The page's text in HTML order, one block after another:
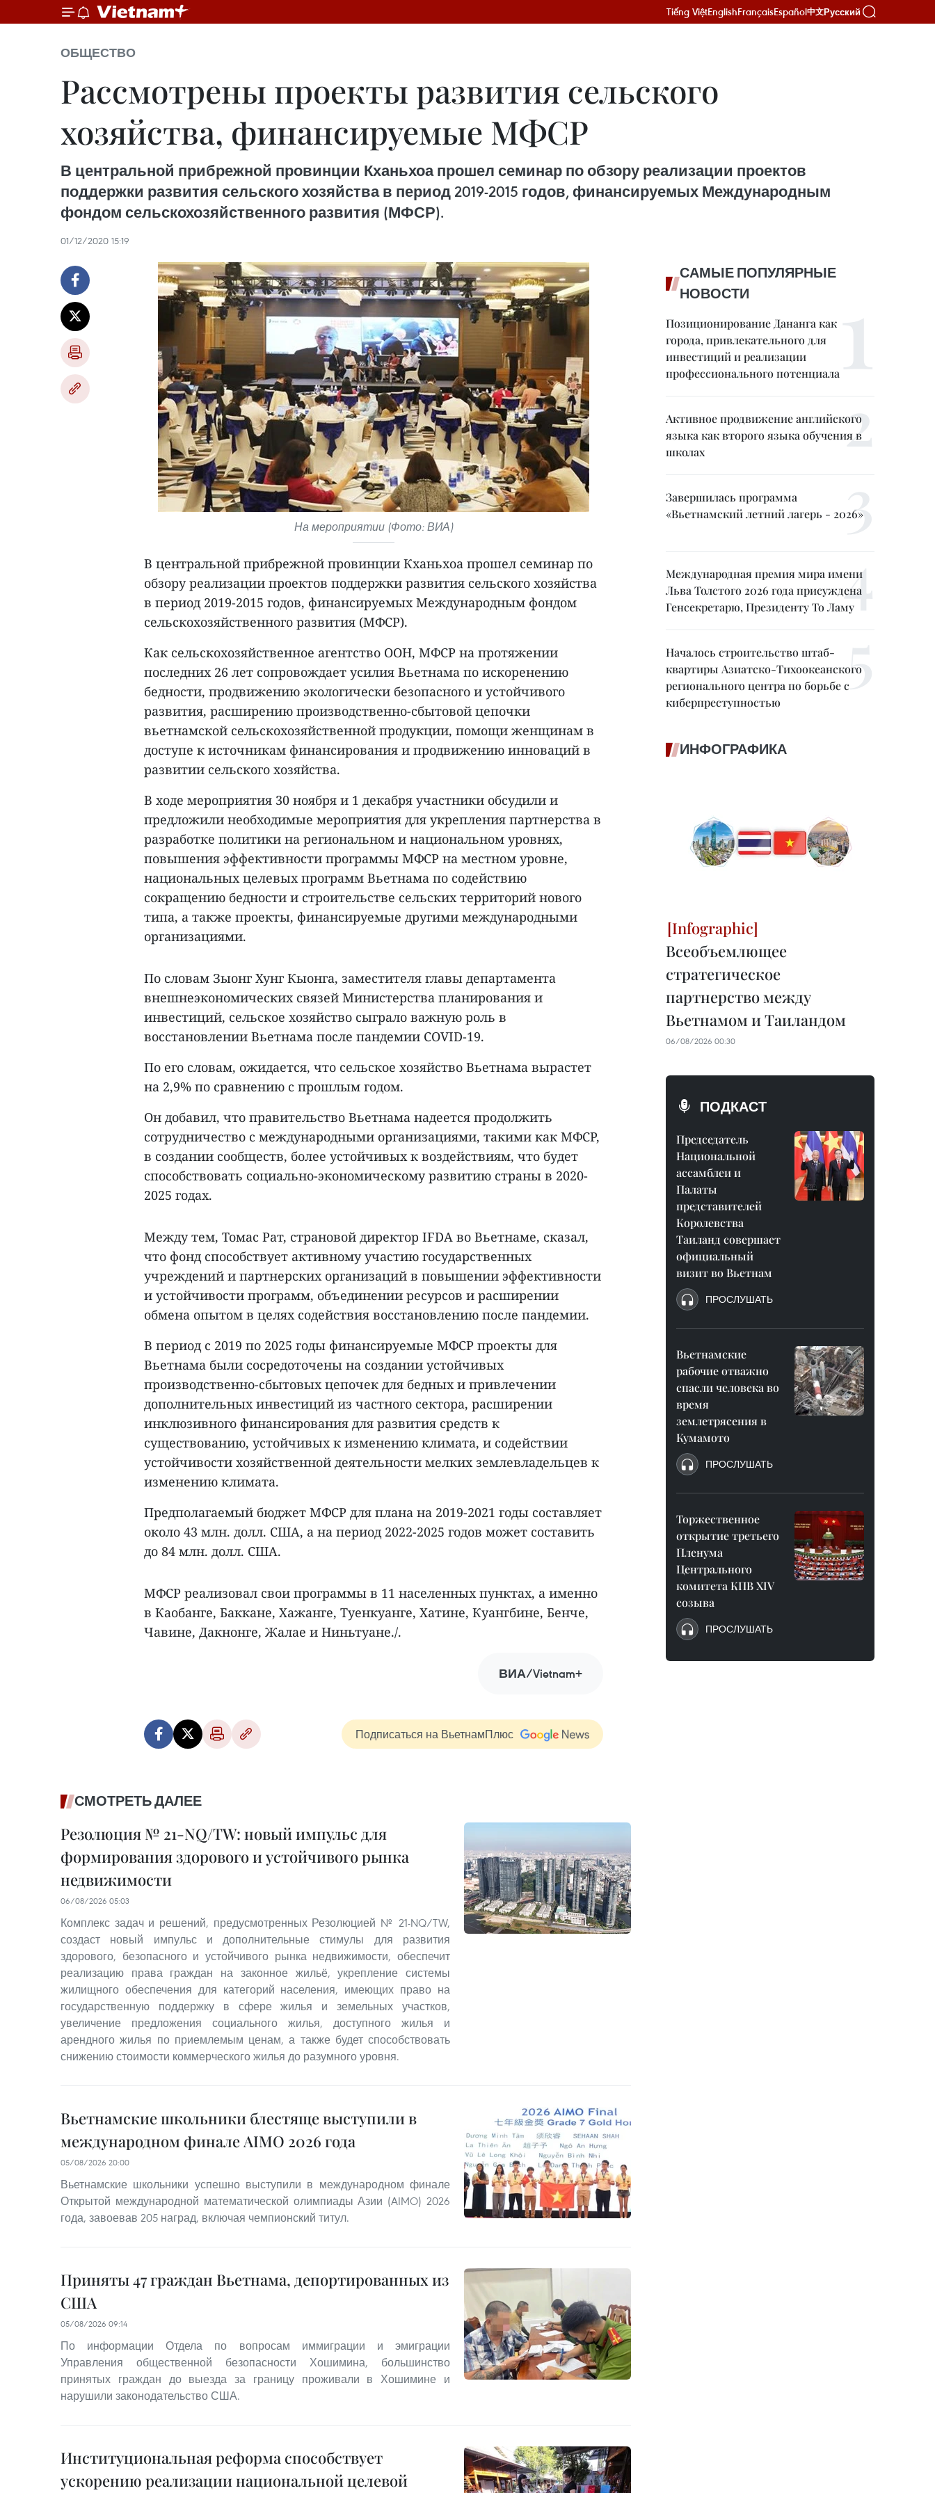
Tiếng ViệtEnglishFrançaisEspañol中文Русский
ОБЩЕСТВО
Рассмотрены проекты развития сельского
хозяйства, финансируемые МФСР
В центральной прибрежной провинции Кханьхоа прошел семинар по обзору реализации проектов
поддержки развития сельского хозяйства в период 2019-2015 годов, финансируемых Международным
фондом сельскохозяйственного развития (МФСР).
01/12/2020 15:19
На мероприятии (Фото: ВИА)
В центральной прибрежной провинции Кханьхоа прошел семинар по
обзору реализации проектов поддержки развития сельского хозяйства
в период 2019-2015 годов, финансируемых Международным фондом
сельскохозяйственного развития (МФСР).
Как сельскохозяйственное агентство ООН, МФСР на протяжении
последних 26 лет сопровождает усилия Вьетнама по искоренению
бедности, продвижению экологически безопасного и устойчивого
развития, расширению производственно-сбытовой цепочки
вьетнамской сельскохозяйственной продукции, помощи женщинам в
доступе к источникам финансирования и продвижению инноваций в
развитии сельского хозяйства.
В ходе мероприятия 30 ноября и 1 декабря участники обсудили и
предложили необходимые мероприятия для укрепления партнерства в
разработке политики на региональном и национальном уровнях,
повышения эффективности программы МФСР на местном уровне,
национальных целевых программ Вьетнама по содействию
сокращению бедности и строительстве сельских территорий нового
типа, а также проекты, финансируемые другими международными
организациями.
По словам Зыонг Хунг Кыонга, заместителя главы департамента
внешнеэкономических связей Министерства планирования и
инвестиций, сельское хозяйство сыграло важную роль в
восстановлении Вьетнама после пандемии COVID-19.
По его словам, ожидается, что сельское хозяйство Вьетнама вырастет
на 2,9% по сравнению с прошлым годом.
Он добавил, что правительство Вьетнама надеется продолжить
сотрудничество с международными организациями, такими как МФСР,
в создании сообществ, более устойчивых к воздействиям, что будет
способствовать социально-экономическому развитию страны в 2020-
2025 годах.
Между тем, Томас Рат, страновой директор IFDA во Вьетнаме, сказал,
что фонд способствует активному участию государственных
учреждений и партнерских организаций в повышении эффективности
и устойчивости программ, объединении ресурсов и расширении
обмена опытом в целях содействия восстановлению после пандемии.
В период с 2019 по 2025 годы финансируемые МФСР проекты для
Вьетнама были сосредоточены на создании устойчивых
производственно-сбытовых цепочек для бедных и привлечении
дополнительных инвестиций из частного сектора, расширении
инклюзивного финансирования для развития средств к
существованию, устойчивых к изменению климата, и содействии
устойчивости хозяйственной деятельности мелких землевладельцев к
изменению климата.
Предполагаемый бюджет МФСР для плана на 2019-2021 годы составляет
около 43 млн. долл. США, а на период 2022-2025 годов может составить
до 84 млн. долл. США.
МФСР реализовал свои программы в 11 населенных пунктах, а именно
в Каобанге, Баккане, Хажанге, Туенкуанге, Хатине, Куангбине, Бенче,
Чавине, Дакнонге, Жалае и Ниньтуане./.
ВИА/Vietnam+
Подписаться на ВьетнамПлюс
СМОТРЕТЬ ДАЛЕЕ
Резолюция № 21-NQ/TW: новый импульс для
формирования здорового и устойчивого рынка
недвижимости
06/08/2026 05:03
Комплекс задач и решений, предусмотренных Резолюцией № 21-NQ/TW,
создаст новый импульс и дополнительные стимулы для развития
здорового, безопасного и устойчивого рынка недвижимости, обеспечит
реализацию права граждан на законное жильё, укрепление системы
жилищного обеспечения для категорий населения, имеющих право на
государственную поддержку в сфере жилья и земельных участков,
увеличение предложения социального жилья, доступного жилья и
арендного жилья по приемлемым ценам, а также будет способствовать
снижению стоимости коммерческого жилья до разумного уровня.
Вьетнамские школьники блестяще выступили в
международном финале AIMO 2026 года
05/08/2026 20:00
Вьетнамские школьники успешно выступили в международном финале
Открытой международной математической олимпиады Азии (AIMO) 2026
года, завоевав 205 наград, включая чемпионский титул.
Приняты 47 граждан Вьетнама, депортированных из
США
05/08/2026 09:14
По информации Отдела по вопросам иммиграции и эмиграции
Управления общественной безопасности Хошимина, большинство
принятых граждан до выезда за границу проживали в Хошимине и
нарушили законодательство США.
Институциональная реформа способствует
ускорению реализации национальной целевой
САМЫЕ ПОПУЛЯРНЫЕ
НОВОСТИ
Позиционирование Дананга как
города, привлекательного для
инвестиций и реализации
профессионального потенциала
Активное продвижение английского
языка как второго языка обучения в
школах
Завершилась программа
«Вьетнамский летний лагерь - 2026»
Международная премия мира имени
Льва Толстого 2026 года присуждена
Генсекретарю, Президенту То Ламу
Началось строительство штаб-
квартиры Азиатско-Тихоокеанского
регионального центра по борьбе с
киберпреступностью
ИНФОГРАФИКА
Всеобъемлющее
стратегическое
партнерство между
Вьетнамом и Таиландом
06/08/2026 00:30
ПОДКАСТ
Председатель
Национальной
ассамблеи и
Палаты
представителей
Королевства
Таиланд совершает
официальный
визит во Вьетнам
ПРОСЛУШАТЬ
Вьетнамские
рабочие отважно
спасли человека во
время
землетрясения в
Кумамото
ПРОСЛУШАТЬ
Торжественное
открытие третьего
Пленума
Центрального
комитета КПВ XIV
созыва
ПРОСЛУШАТЬ